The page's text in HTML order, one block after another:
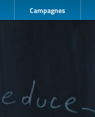
Campagnes